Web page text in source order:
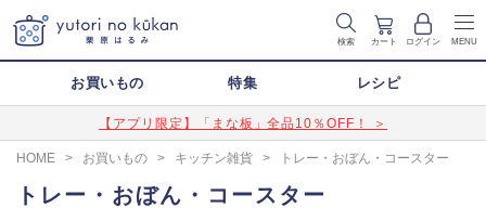
検索 カート ログイン MENU
お買いもの 特集 レシピ
【アプリ限定】「まな板」全品10％OFF！ ＞
HOME > お買いもの > キッチン雑貨 > トレー・おぼん・コースター
トレー・おぼん・コースター